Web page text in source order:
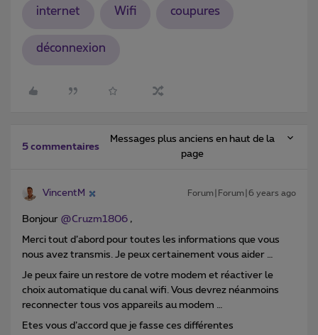
internet Wifi coupures
déconnexion
5 commentaires
Messages plus anciens en haut de la
page
VincentM Forum|Forum|6 years ago
Bonjour @Cruzm1806 ,
Merci tout d’abord pour toutes les informations que vous
nous avez transmis. Je peux certainement vous aider …
Je peux faire un restore de votre modem et réactiver le
choix automatique du canal wifi. Vous devrez néanmoins
reconnecter tous vos appareils au modem …
Etes vous d’accord que je fasse ces différentes